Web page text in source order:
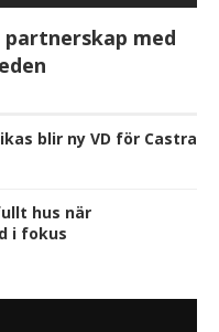
med
blir ny VD för Castra
hus när
i fokus